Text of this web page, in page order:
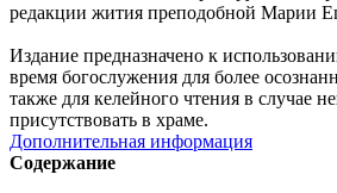
редакции жития преподобной Марии
Издание предназначено к
время богослужения для более
также для келейного чтения в случае
присутствовать в храме.
Дополнительная информация
Содержание